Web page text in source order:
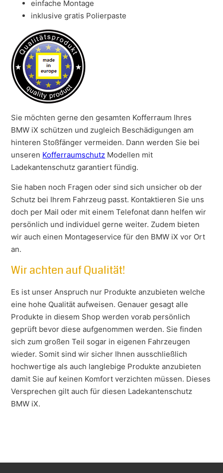
einfache Montage
inklusive gratis Polierpaste
Sie möchten gerne den gesamten Kofferraum Ihres
BMW iX schützen und zugleich Beschädigungen am
hinteren Stoßfänger vermeiden. Dann werden Sie bei
unseren Kofferraumschutz Modellen mit
Ladekantenschutz garantiert fündig.
Sie haben noch Fragen oder sind sich unsicher ob der
Schutz bei Ihrem Fahrzeug passt. Kontaktieren Sie uns
doch per Mail oder mit einem Telefonat dann helfen wir
persönlich und individuel gerne weiter. Zudem bieten
wir auch einen Montageservice für den BMW iX vor Ort
an.
Wir achten auf Qualität!
Es ist unser Anspruch nur Produkte anzubieten welche
eine hohe Qualität aufweisen. Genauer gesagt alle
Produkte in diesem Shop werden vorab persönlich
geprüft bevor diese aufgenommen werden. Sie finden
sich zum großen Teil sogar in eigenen Fahrzeugen
wieder. Somit sind wir sicher Ihnen ausschließlich
hochwertige als auch langlebige Produkte anzubieten
damit Sie auf keinen Komfort verzichten müssen. Dieses
Versprechen gilt auch für diesen Ladekantenschutz
BMW iX.